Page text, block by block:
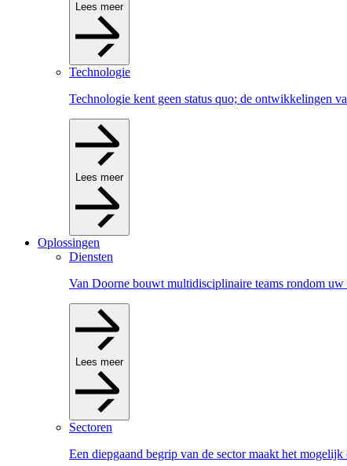
Lees meer
Technologie
Technologie kent geen status quo; de ontwikkelingen
Lees meer
Oplossingen
Diensten
Van Doorne bouwt multidisciplinaire teams rondom uw
Lees meer
Sectoren
Een diepgaand begrip van de sector maakt het mogelijk